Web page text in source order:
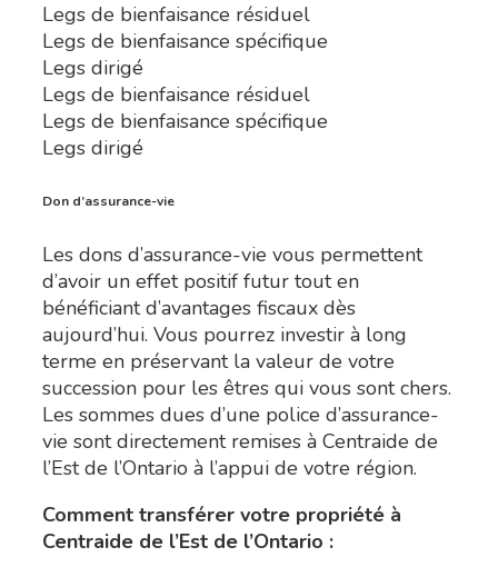
Legs de bienfaisance résiduel
Legs de bienfaisance spécifique
Legs dirigé
Legs de bienfaisance résiduel
Legs de bienfaisance spécifique
Legs dirigé
Don d’assurance-vie
Les dons d’assurance-vie vous permettent
d’avoir un effet positif futur tout en
bénéficiant d’avantages fiscaux dès
aujourd’hui. Vous pourrez investir à long
terme en préservant la valeur de votre
succession pour les êtres qui vous sont chers.
Les sommes dues d’une police d’assurance-
vie sont directement remises à Centraide de
l’Est de l’Ontario à l’appui de votre région.
Comment transférer votre propriété à
Centraide de l’Est de l’Ontario :